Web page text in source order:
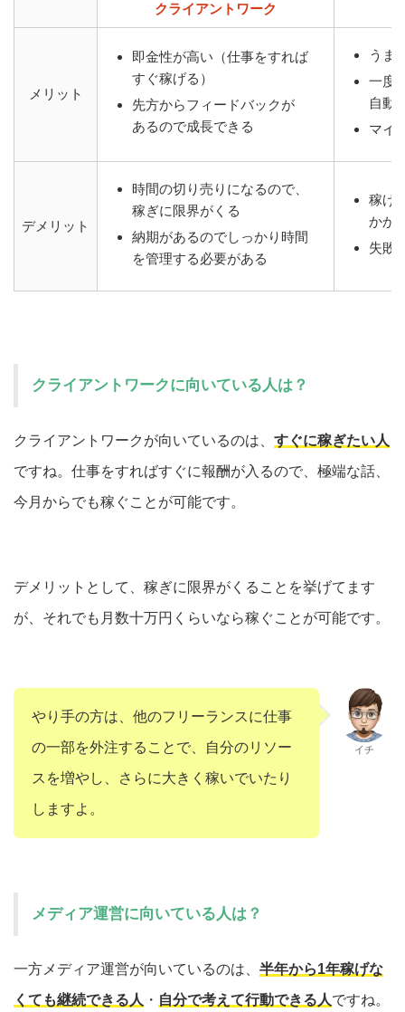
クライアントワーク
メリット
即金性が高い（仕事をすれば
すぐ稼げる）
先方からフィードバックが
あるので成長できる
うま
一度
自動
マイ
デメリット
時間の切り売りになるので、
稼ぎに限界がくる
納期があるのでしっかり時間
を管理する必要がある
稼げ
かか
失敗
クライアントワークに向いている人は？
クライアントワークが向いているのは、 すぐに稼ぎたい人
ですね。仕事をすればすぐに報酬が入るので、極端な話、
今月からでも稼ぐことが可能です。
デメリットとして、稼ぎに限界がくることを挙げてます
が、それでも月数十万円くらいなら稼ぐことが可能です。
やり手の方は、他のフリーランスに仕事
の一部を外注することで、自分のリソー
スを増やし、さらに大きく稼いでいたり
しますよ。
イチ
メディア運営に向いている人は？
一方メディア運営が向いているのは、 半年から1年稼げな
くても継続できる人 ・ 自分で考えて行動できる人ですね。